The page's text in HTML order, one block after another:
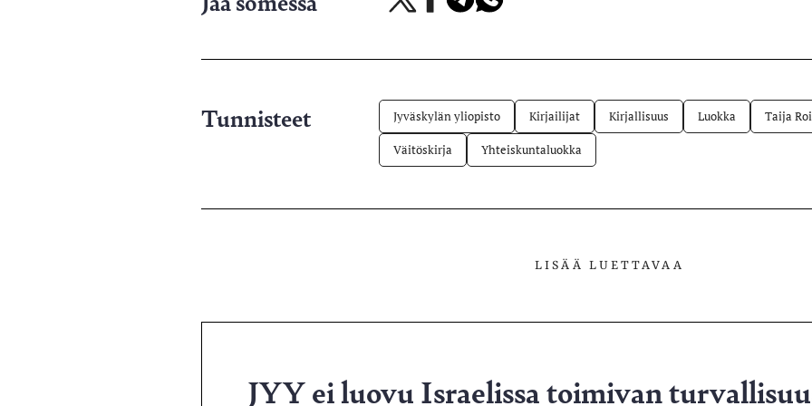
palvelussa
Tunnisteet Jyväskylän yliopisto Kirjailijat Kirjallisuus Luokka Taija
Väitöskirja Yhteiskuntaluokka
LISÄÄ LUETTAVAA
JYY ei luovu Israelissa toimivan